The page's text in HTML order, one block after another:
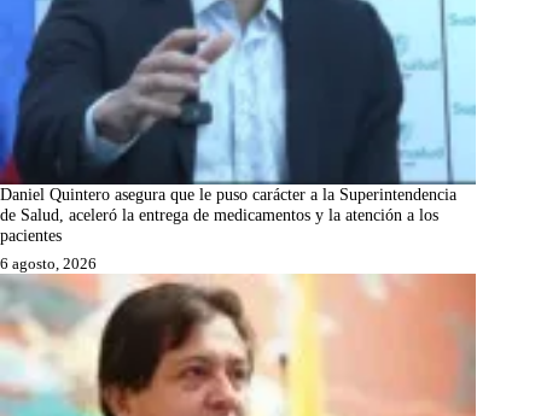
Daniel Quintero asegura que le puso carácter a la Superintendencia
de Salud, aceleró la entrega de medicamentos y la atención a los
pacientes
6 agosto, 2026